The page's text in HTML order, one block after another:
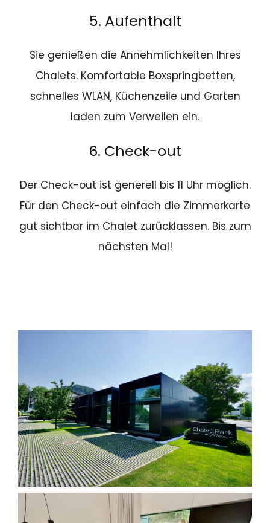
5. Aufenthalt
Sie genießen die Annehmlichkeiten Ihres
Chalets. Komfortable Boxspringbetten,
schnelles WLAN, Küchenzeile und Garten
laden zum Verweilen ein.
6. Check-out
Der Check-out ist generell bis 11 Uhr möglich.
Für den Check-out einfach die Zimmerkarte
gut sichtbar im Chalet zurücklassen. Bis zum
nächsten Mal!